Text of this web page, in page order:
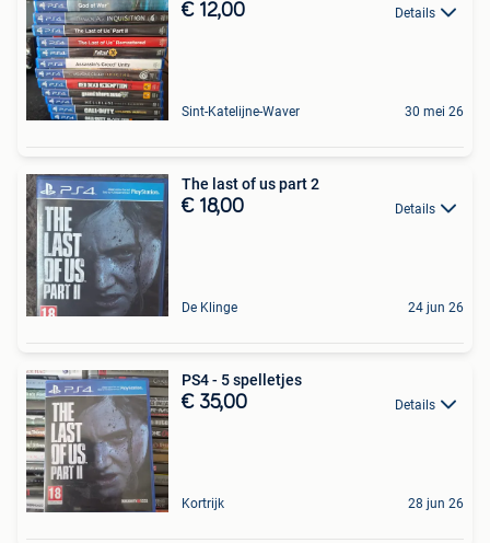
€ 12,00 Details
Sint-Katelijne-Waver 30 mei 26
The last of us part 2
€ 18,00 Details
De Klinge 24 jun 26
PS4 - 5 spelletjes
€ 35,00 Details
Kortrijk 28 jun 26